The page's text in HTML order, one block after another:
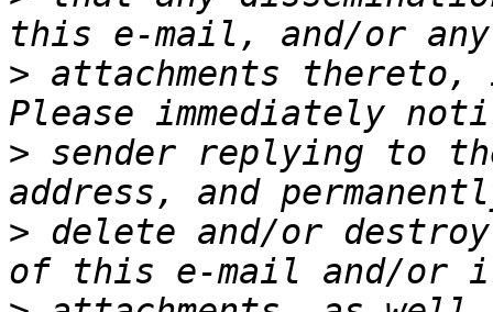
> attachments
> sender replying to
> delete and/or